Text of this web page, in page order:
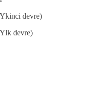
devre)
devre)